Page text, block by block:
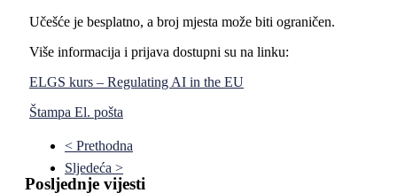
Učešće je besplatno, a broj mjesta može biti ograničen.
Više informacija i prijava dostupni su na linku:
ELGS kurs – Regulating AI in the EU
Štampa El. pošta
< Prethodna
Sljedeća >
Posljednje vijesti